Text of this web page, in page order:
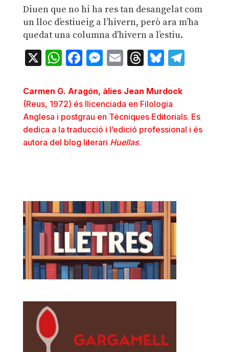
Diuen que no hi ha res tan desangelat com
un lloc d’estiueig a l’hivern, però ara m’ha
quedat una columna d’hivern a l’estiu.
X WhatsApp
Facebook
Messenger
EmailThreads
Bluesky
Carmen G. Aragón, àlies Jean Murdock
(Reus, 1972) és llicenciada en Filologia
Anglesa i postgrau en Tècniques Editorials. Es
dedica a la traducció i l’edició professional i és
autora del blog literari Huellas.